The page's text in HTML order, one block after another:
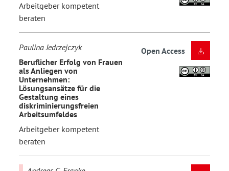
Arbeitgeber kompetent
beraten
Paulina Jedrzejczyk
Beruflicher Erfolg von Frauen
als Anliegen von
Unternehmen:
Lösungsansätze für die
Gestaltung eines
diskriminierungsfreien
Arbeitsumfeldes
Arbeitgeber kompetent
beraten
Open Access